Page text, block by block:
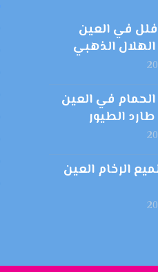
في العين
في العين
الرخام العين